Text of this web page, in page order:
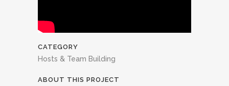
CATEGORY
Hosts & Team Building
ABOUT THIS PROJECT